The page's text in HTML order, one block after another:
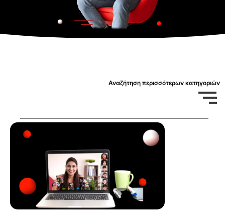
Αναζήτηση περισσότερων κατηγοριών